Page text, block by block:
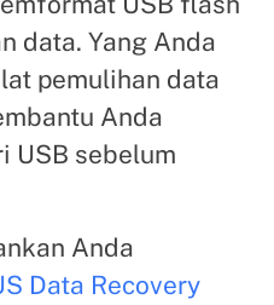
data. Yang Anda
pemulihan data
Anda
USB sebelum
Anda
Data Recovery